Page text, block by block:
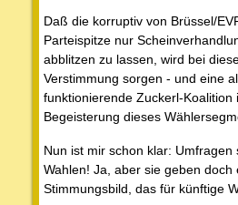
Daß die korruptiv von Brüssel/
Parteispitze nur
abblitzen zu lassen, wird bei
Verstimmung sorgen - und eine
funktionierende Zuckerl-
Begeisterung dieses
Nun ist mir schon klar:
Wahlen! Ja, aber sie geben doch
Stimmungsbild, das für künftige